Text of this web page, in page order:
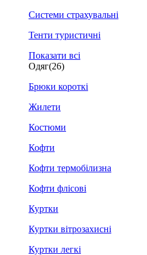
Системи страхувальні
Тенти туристичні
Показати всі
Одяг(26)
Брюки короткі
Жилети
Костюми
Кофти
Кофти термобілизна
Кофти флісові
Куртки
Куртки вітрозахисні
Куртки легкі